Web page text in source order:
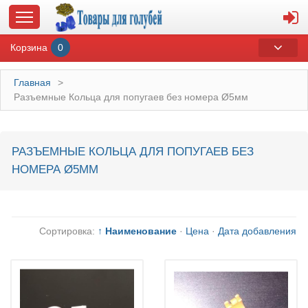
О МАГАЗИНЕ
Корзина 0
Главная
>
Разъемные Кольца для попугаев без номера Ø5мм
РАЗЪЕМНЫЕ КОЛЬЦА ДЛЯ ПОПУГАЕВ БЕЗ
НОМЕРА Ø5ММ
Сортировка: ↑ Наименование · Цена · Дата добавления